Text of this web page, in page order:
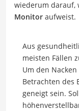
wiederum darauf,
Monitor aufweist.
Aus
meisten Fällen
Um den
Betrachten des
geneigt sein.